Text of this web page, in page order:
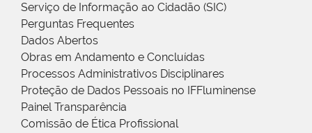
Serviço de Informação ao Cidadão (SIC)
Perguntas Frequentes
Dados Abertos
Obras em Andamento e Concluídas
Processos Administrativos Disciplinares
Proteção de Dados Pessoais no IFFluminense
Painel Transparência
Comissão de Ética Profissional